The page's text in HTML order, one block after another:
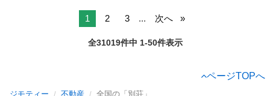
1 2 3 ... 次へ
全31019件中 1-50件表示
ページTOPへ
ジモティー 不動産 全国の「別荘」